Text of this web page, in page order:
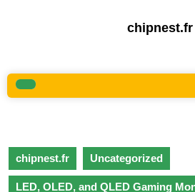
chipnest.fr
Open
chipnest.fr Uncategorized
LED, OLED, and QLED Gaming